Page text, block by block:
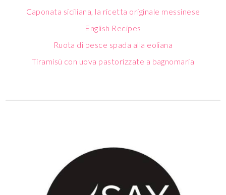
Caponata siciliana, la ricetta originale messinese
English Recipes
Ruota di pesce spada alla eoliana
Tiramisù con uova pastorizzate a bagnomaria